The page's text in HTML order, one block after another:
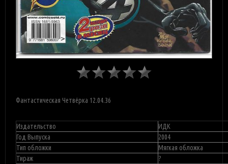
Фантастическая Четвёрка 12.04.36
Издательство
ИДК
Год Выпуска
2004
Тип обложки
Мягкая обложка
Тираж
?